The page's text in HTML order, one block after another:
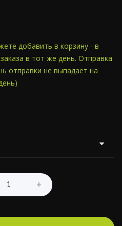
добавить в корзину - в
в тот же день. Отправка
отправки не выпадает на